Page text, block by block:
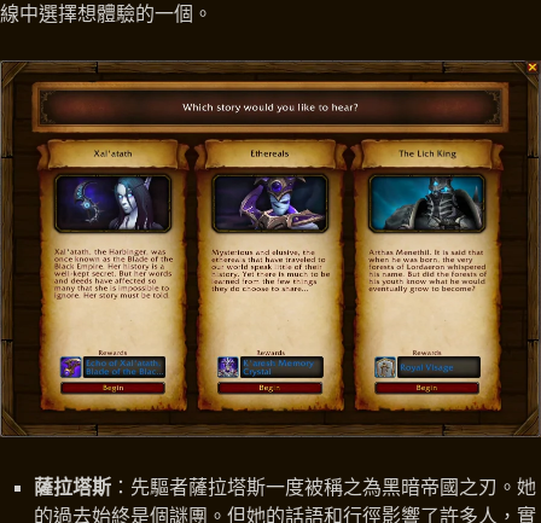
線中選擇想體驗的一個。
薩拉塔斯 ：先驅者薩拉塔斯一度被稱之為黑暗帝國之刃。她
的過去始終是個謎團。但她的話語和行徑影響了許多人，實